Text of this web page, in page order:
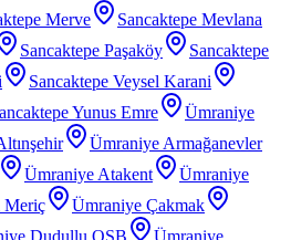
Merve
Sancaktepe Mevlana
Sancaktepe Paşaköy
Sancaktepe
Sancaktepe Veysel Karani
Yunus Emre
Ümraniye
Ümraniye Armağanevler
Ümraniye Atakent
Ümraniye
Meriç
Ümraniye Çakmak